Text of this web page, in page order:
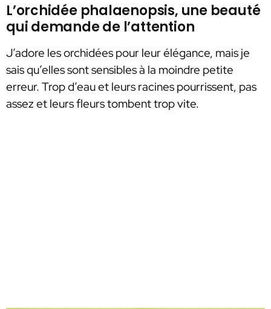
L’orchidée phalaenopsis, une beauté
qui demande de l’attention
J’adore les orchidées pour leur élégance, mais je
sais qu’elles sont sensibles à la moindre petite
erreur. Trop d’eau et leurs racines pourrissent, pas
assez et leurs fleurs tombent trop vite.